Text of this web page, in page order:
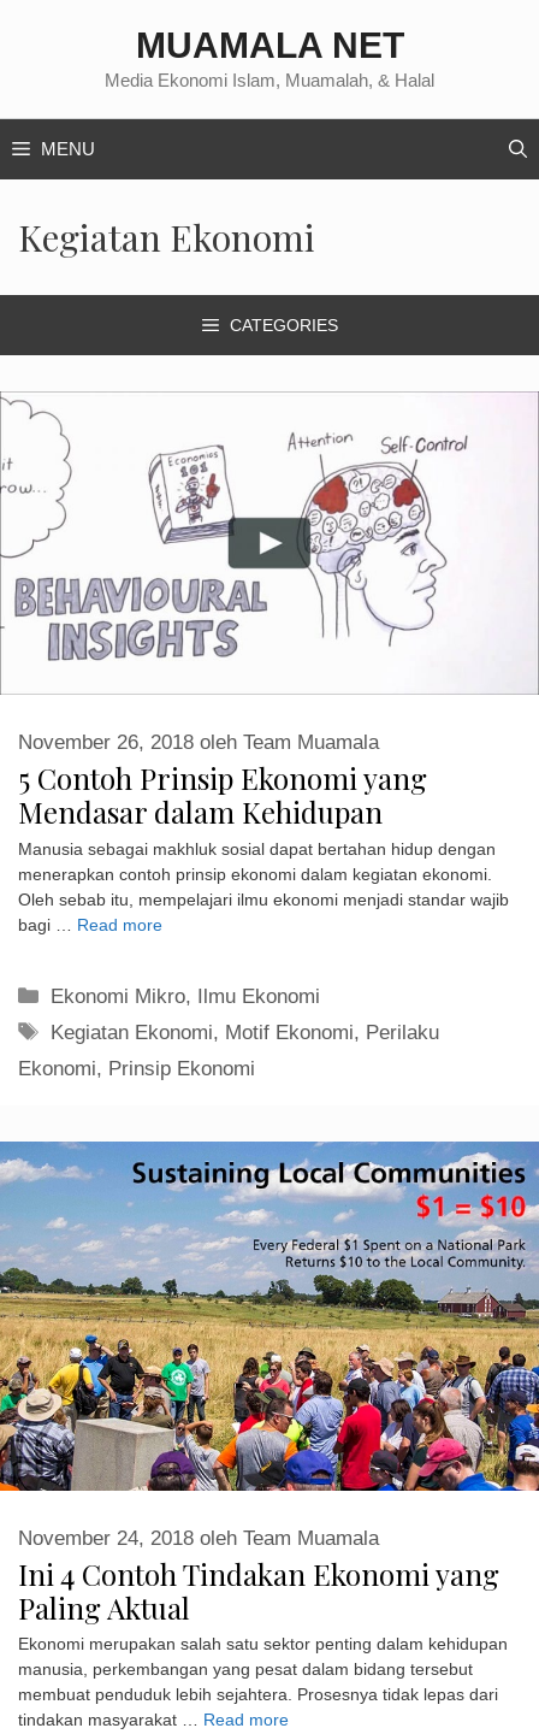
MUAMALA NET
Media Ekonomi Islam, Muamalah, & Halal
MENU
Kegiatan Ekonomi
CATEGORIES
5 Contoh Prinsip Ekonomi yang
Mendasar dalam Kehidupan
November 26, 2018 oleh Team Muamala
Manusia sebagai makhluk sosial dapat bertahan hidup dengan
menerapkan contoh prinsip ekonomi dalam kegiatan ekonomi.
Oleh sebab itu, mempelajari ilmu ekonomi menjadi standar wajib
bagi …
Read more
Kategori
Ekonomi Mikro, Ilmu Ekonomi
Tag
Kegiatan Ekonomi, Motif Ekonomi, Perilaku
Ekonomi, Prinsip Ekonomi
Ini 4 Contoh Tindakan Ekonomi yang
Paling Aktual
November 24, 2018 oleh Team Muamala
Ekonomi merupakan salah satu sektor penting dalam kehidupan
manusia, perkembangan yang pesat dalam bidang tersebut
membuat penduduk lebih sejahtera. Prosesnya tidak lepas dari
tindakan masyarakat … Read more